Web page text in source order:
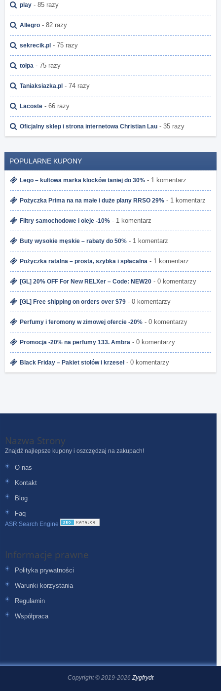
play - 85 razy
Allegro - 82 razy
sekrecik.pl - 75 razy
tołpa - 75 razy
Taniaksiazka.pl - 74 razy
Lacoste - 66 razy
Oficjalny sklep i strona internetowa Christian Lau - 35 razy
POPULARNE KUPONY
Lego – kultowa marka klocków taniej do 30% - 1 komentarz
Pożyczka Prima na na małe i duże plany RRSO 29% - 1 komentarz
Filtry samochodowe i oleje -10% - 1 komentarz
Buty wysokie męskie – rabaty do 50% - 1 komentarz
Pożyczka ratalna – prosta, szybka i spłacalna - 1 komentarz
[GL] 20% OFF For New RELXer – Code: NEW20 - 0 komentarzy
[GL] Free shipping on orders over $79 - 0 komentarzy
Perfumy i feromony w zimowej ofercie -20% - 0 komentarzy
Promocja -20% na perfumy 133. Ambra - 0 komentarzy
Black Friday – Pakiet stołów i krzeseł- 0 komentarzy
Nazwa Strony
Znajdź najlepsze kupony i oszczędzaj na zakupach!
O nas
Kontakt
Blog
Faq
ASR Search Engine
Informacje prawne
Polityka prywatności
Warunki korzystania
Regulamin
Współpraca
Copyright © 2019-2026 Zygfrydt